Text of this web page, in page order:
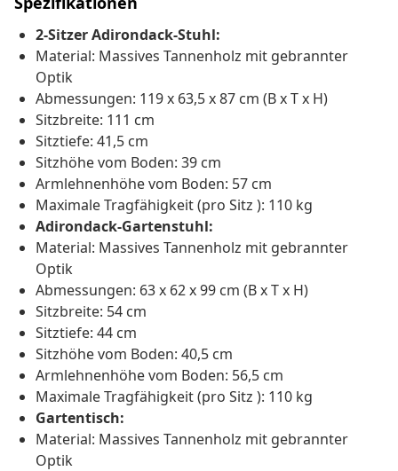
2-Sitzer Adirondack-Stuhl:
Material: Massives Tannenholz mit gebrannter
Optik
Abmessungen: 119 x 63,5 x 87 cm (B x T x H)
Sitzbreite: 111 cm
Sitztiefe: 41,5 cm
Sitzhöhe vom Boden: 39 cm
Armlehnenhöhe vom Boden: 57 cm
Maximale Tragfähigkeit (pro Sitz ): 110 kg
Adirondack-Gartenstuhl:
Material: Massives Tannenholz mit gebrannter
Optik
Abmessungen: 63 x 62 x 99 cm (B x T x H)
Sitzbreite: 54 cm
Sitztiefe: 44 cm
Sitzhöhe vom Boden: 40,5 cm
Armlehnenhöhe vom Boden: 56,5 cm
Maximale Tragfähigkeit (pro Sitz ): 110 kg
Gartentisch:
Material: Massives Tannenholz mit gebrannter
Optik